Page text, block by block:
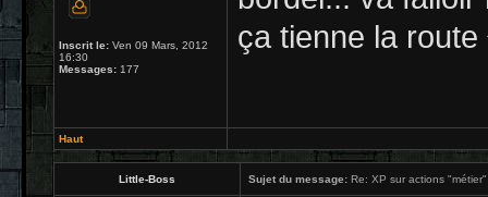
Inscrit le: Ven 09 Mars, 2012
16:30
Messages: 177
ça tienne la route
Haut
Little-Boss Sujet du message: Re: XP sur actions